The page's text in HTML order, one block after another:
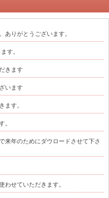
ありがとうございます。
す。
きます
います
ます。
。
年のためにダウロードさせて下さ
わせていただきます。